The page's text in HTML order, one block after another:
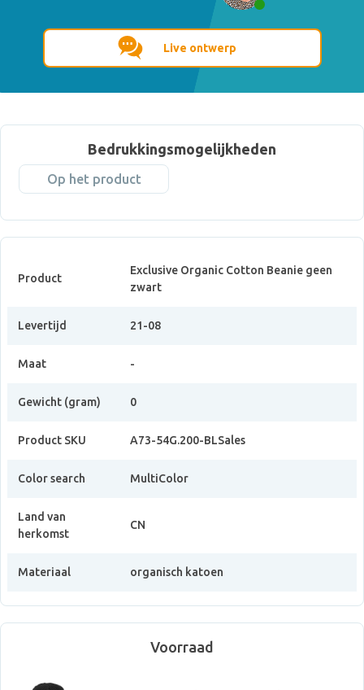
Live ontwerp
Bedrukkingsmogelijkheden
Op het product
Product
Exclusive Organic Cotton Beanie geen
zwart
Levertijd 21-08
Maat -
Gewicht (gram) 0
Product SKU A73-54G.200-BLSales
Color search MultiColor
Land van
herkomst
CN
Materiaal organisch katoen
Voorraad